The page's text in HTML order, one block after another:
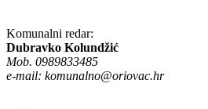
Komunalni redar:
Dubravko Kolundžić
Mob. 0989833485
e-mail: komunalno@oriovac.hr